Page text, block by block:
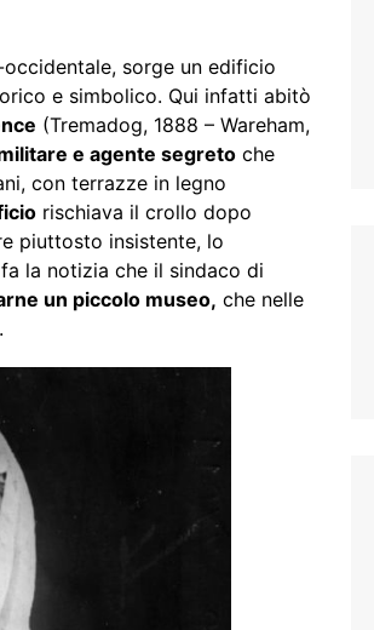
sorge un edificio
e simbolico. Qui infatti abitò
(Tremadog, 1888 – Wareham,
e agente segreto che
con terrazze in legno
rischiava il crollo dopo
piuttosto insistente, lo
la notizia che il sindaco di
un piccolo museo, che nelle